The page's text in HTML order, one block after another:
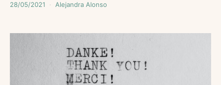
28/05/2021 Alejandra Alonso